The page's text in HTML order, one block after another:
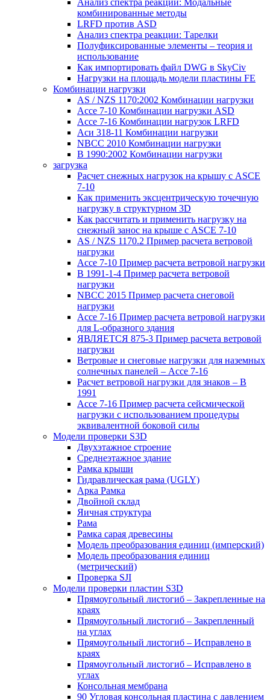
Анализ спектра реакции: Модальные
комбинированные методы
LRFD против ASD
Анализ спектра реакции: Тарелки
Полуфиксированные элементы – теория и
использование
Как импортировать файл DWG в SkyCiv
Нагрузки на площадь модели пластины FE
Комбинации нагрузки
AS / NZS 1170:2002 Комбинации нагрузки
Ассе 7-10 Комбинации нагрузки ASD
Ассе 7-16 Комбинации нагрузок LRFD
Аси 318-11 Комбинации нагрузки
NBCC 2010 Комбинации нагрузки
В 1990:2002 Комбинации нагрузки
загрузка
Расчет снежных нагрузок на крышу с ASCE
7-10
Как применить эксцентрическую точечную
нагрузку в структурном 3D
Как рассчитать и применить нагрузку на
снежный занос на крыше с ASCE 7-10
AS / NZS 1170.2 Пример расчета ветровой
нагрузки
Ассе 7-10 Пример расчета ветровой нагрузки
В 1991-1-4 Пример расчета ветровой
нагрузки
NBCC 2015 Пример расчета снеговой
нагрузки
Ассе 7-16 Пример расчета ветровой нагрузки
для L-образного здания
ЯВЛЯЕТСЯ 875-3 Пример расчета ветровой
нагрузки
Ветровые и снеговые нагрузки для наземных
солнечных панелей – Ассе 7-16
Расчет ветровой нагрузки для знаков – В
1991
Ассе 7-16 Пример расчета сейсмической
нагрузки с использованием процедуры
эквивалентной боковой силы
Модели проверки S3D
Двухэтажное строение
Среднеэтажное здание
Рамка крыши
Гидравлическая рама (UGLY)
Арка Рамка
Двойной склад
Яичная структура
Рама
Рамка сарая древесины
Модель преобразования единиц (имперский)
Модель преобразования единиц
(метрический)
Проверка SJI
Модели проверки пластин S3D
Прямоугольный листогиб – Закрепленные на
краях
Прямоугольный листогиб – Закрепленный
на углах
Прямоугольный листогиб – Исправлено в
краях
Прямоугольный листогиб – Исправлено в
углах
Консольная мембрана
90 Угловая консольная пластина с давлением